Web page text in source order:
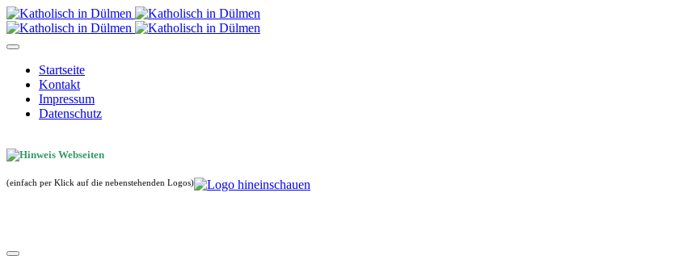
Startseite
Kontakt
Impressum
Datenschutz
(einfach per Klick auf die nebenstehenden Logos)